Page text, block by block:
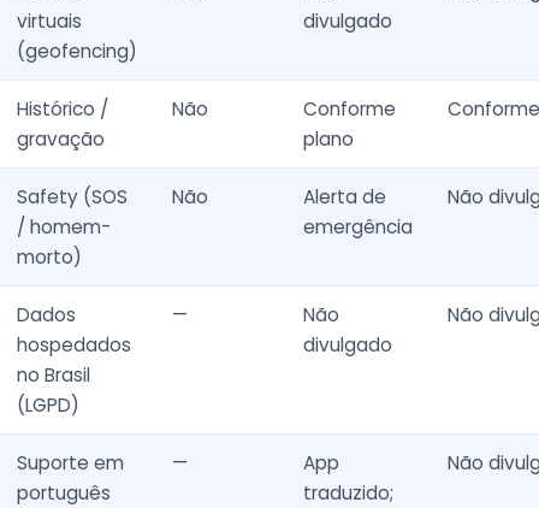
virtuais
(geofencing)
divulgado
Histórico /
gravação
Não
Conforme
plano
Safety (SOS
/ homem-
morto)
Não
Alerta de
emergência
Não
Dados
hospedados
no Brasil
(LGPD)
—
Não
divulgado
Não
Suporte em
português
—
App
traduzido;
Não